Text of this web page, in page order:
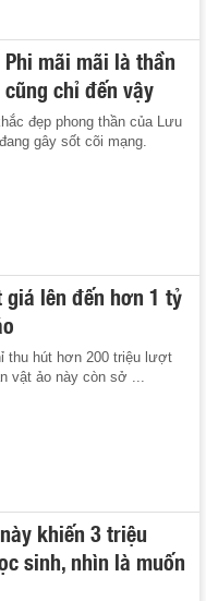
mãi mãi là thần
chỉ đến vậy
đẹp phong thần của Lưu
gây sốt cõi mạng.
lên đến hơn 1 tỷ
thu hút hơn 200 triệu lượt
vật ảo này còn sở ...
khiến 3 triệu
sinh, nhìn là muốn